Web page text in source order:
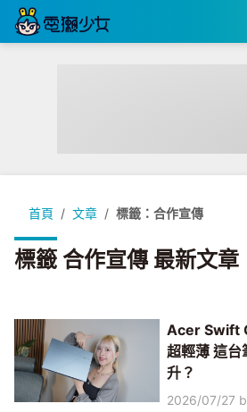
首頁 文章 標籤：合作宣傳
標籤 合作宣傳 最新文章
Acer Swift
超輕薄 這台
升？
2026/07/27